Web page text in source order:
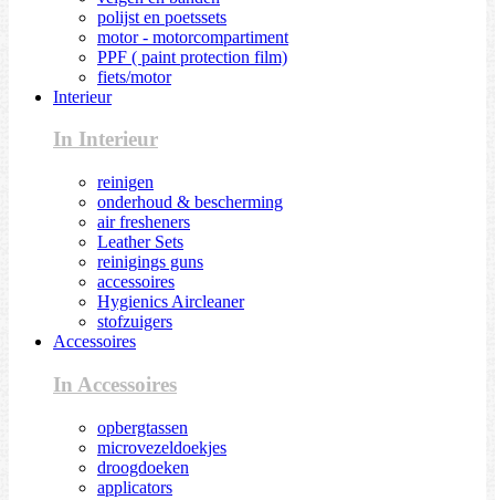
polijst en poetssets
motor - motorcompartiment
PPF ( paint protection film)
fiets/motor
Interieur
In Interieur
reinigen
onderhoud & bescherming
air fresheners
Leather Sets
reinigings guns
accessoires
Hygienics Aircleaner
stofzuigers
Accessoires
In Accessoires
opbergtassen
microvezeldoekjes
droogdoeken
applicators